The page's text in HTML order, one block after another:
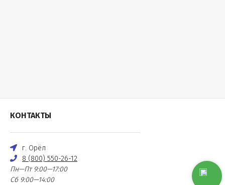
КОНТАКТЫ
г. Орёл
8 (800) 550-26-12
Пн—Пт 9:00—17:00
Сб 9:00—14:00